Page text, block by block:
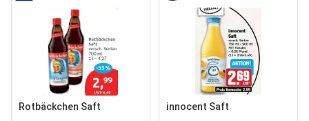
Rotbäckchen Saft innocent Saft